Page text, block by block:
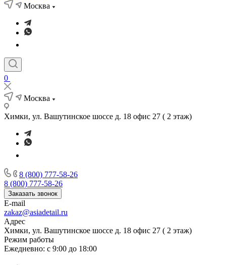
Москва
0
Москва
Химки, ул. Вашутинское шоссе д. 18 офис 27 ( 2 этаж)
8 (800) 777-58-26
8 (800) 777-58-26
Заказать звонок
E-mail
zakaz@asiadetail.ru
Адрес
Химки, ул. Вашутинское шоссе д. 18 офис 27 ( 2 этаж)
Режим работы
Ежедневно: с 9:00 до 18:00